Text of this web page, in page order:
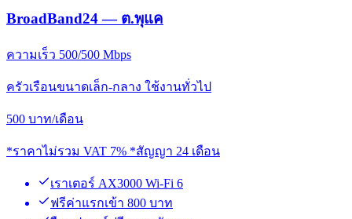
BroadBand24 — ต.พุแค
ความเร็ว 500/500 Mbps
ครัวเรือนขนาดเล็ก-กลาง ใช้งานทั่วไป
500 บาท/เดือน
*ราคาไม่รวม VAT 7% *สัญญา 24 เดือน
เราเตอร์ AX3000 Wi-Fi 6
ฟรีค่าแรกเข้า 800 บาท